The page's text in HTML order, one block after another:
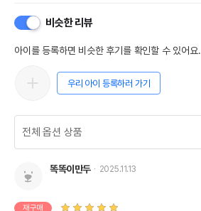
비슷한 리뷰
아이를 등록하면 비슷한 후기를 확인할 수 있어요.
우리 아이 등록하러 가기
똑똑이만두 2025.11.13
재구매